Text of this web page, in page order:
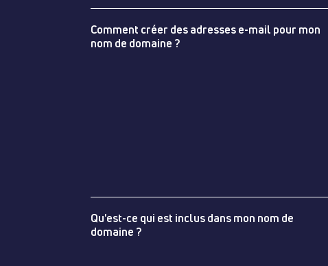
Comment créer des adresses e-mail pour mon
nom de domaine ?
Qu'est-ce qui est inclus dans mon nom de
domaine ?